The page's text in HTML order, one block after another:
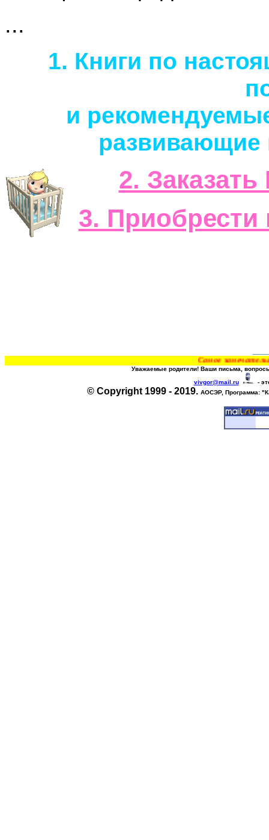
...
1. Книги по
и
2.
3. Приобрести
Самое замечательное
Уважаемые родители! Ваши письма,
vivgor@mail.ru
-
© Copyright 1999 - 2019. АОСЭР, Программа: